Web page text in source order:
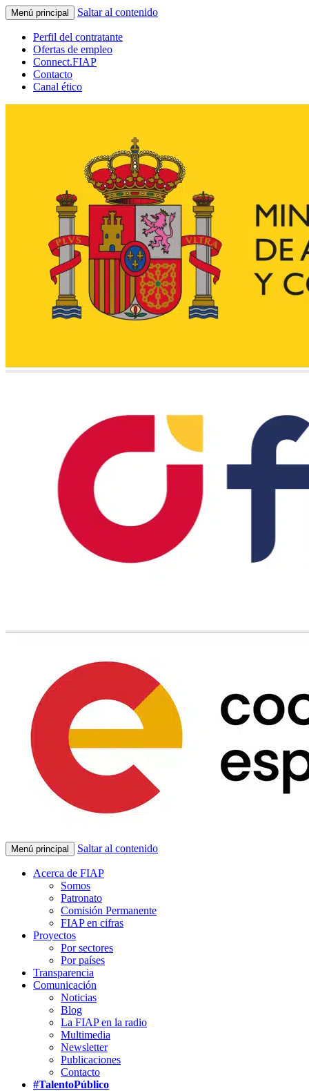
Menú principal Saltar al contenido
Perfil del contratante
Ofertas de empleo
Connect.FIAP
Contacto
Canal ético
Menú principal Saltar al contenido
Acerca de FIAP
Somos
Patronato
Comisión Permanente
FIAP en cifras
Proyectos
Por sectores
Por países
Transparencia
Comunicación
Noticias
Blog
La FIAP en la radio
Multimedia
Newsletter
Publicaciones
Contacto
#TalentoPúblico